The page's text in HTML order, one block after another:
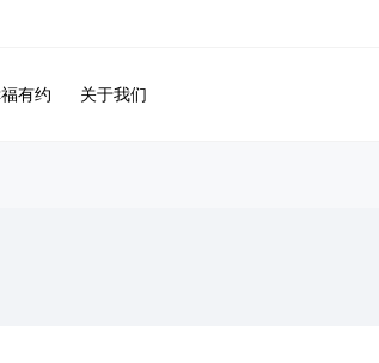
有约 关于我们